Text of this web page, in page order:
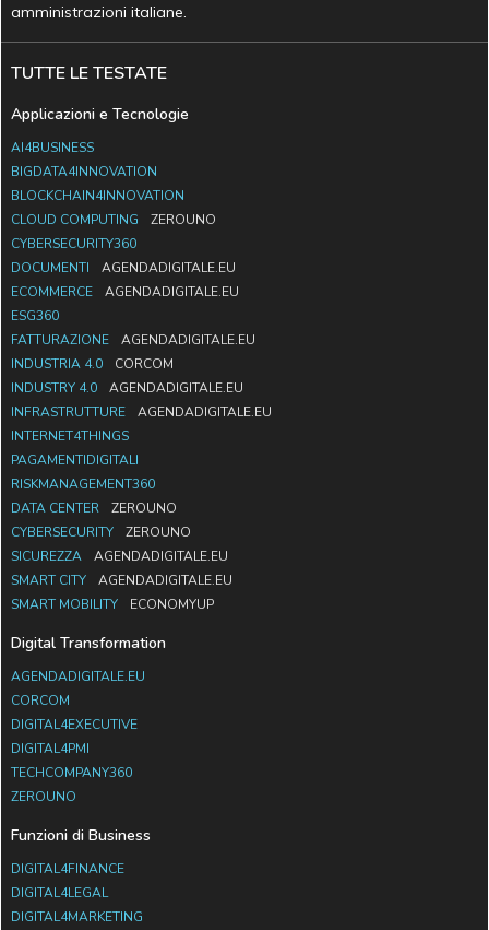
amministrazioni italiane.
TUTTE LE TESTATE
Applicazioni e Tecnologie
AI4BUSINESS
BIGDATA4INNOVATION
BLOCKCHAIN4INNOVATION
CLOUD COMPUTING
ZEROUNO
CYBERSECURITY360
DOCUMENTI
AGENDADIGITALE.EU
ECOMMERCE
AGENDADIGITALE.EU
ESG360
FATTURAZIONE
AGENDADIGITALE.EU
INDUSTRIA 4.0
CORCOM
INDUSTRY 4.0
AGENDADIGITALE.EU
INFRASTRUTTURE
AGENDADIGITALE.EU
INTERNET4THINGS
PAGAMENTIDIGITALI
RISKMANAGEMENT360
DATA CENTER
ZEROUNO
CYBERSECURITY
ZEROUNO
SICUREZZA
AGENDADIGITALE.EU
SMART CITY
AGENDADIGITALE.EU
SMART MOBILITY
ECONOMYUP
Digital Transformation
AGENDADIGITALE.EU
CORCOM
DIGITAL4EXECUTIVE
DIGITAL4PMI
TECHCOMPANY360
ZEROUNO
Funzioni di Business
DIGITAL4FINANCE
DIGITAL4LEGAL
DIGITAL4MARKETING